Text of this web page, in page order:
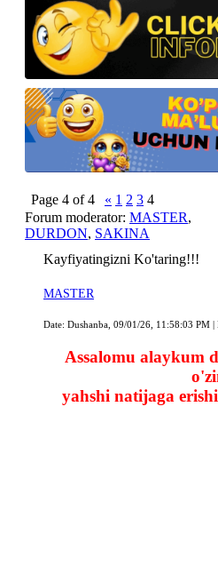
Page 4 of4 « 1 2 3 4
Forum moderator: MASTER,
DURDON, SAKINA
Kayfiyatingizni Ko'taring!!!
MASTER
Date: Dushanba, 09/01/26, 11:58:03 PM |
Assalomu alaykum
yahshi natijaga